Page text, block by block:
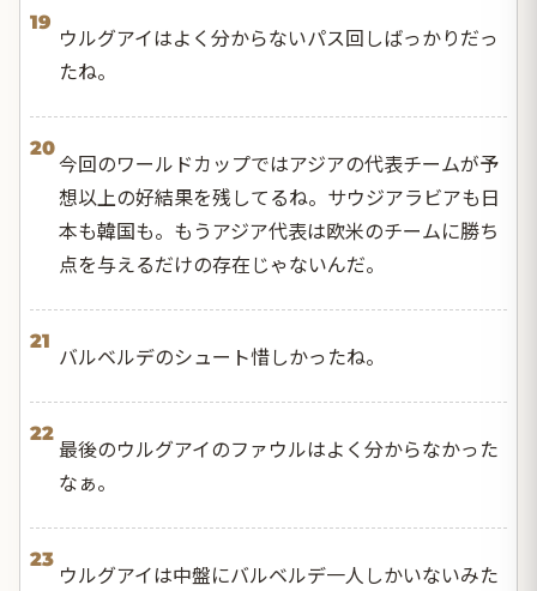
19
ウルグアイはよく分からないパス回しばっかりだっ
たね。
20
今回のワールドカップではアジアの代表チームが予
想以上の好結果を残してるね。サウジアラビアも日
本も韓国も。もうアジア代表は欧米のチームに勝ち
点を与えるだけの存在じゃないんだ。
21
バルベルデのシュート惜しかったね。
22
最後のウルグアイのファウルはよく分からなかった
なぁ。
23
ウルグアイは中盤にバルベルデ一人しかいないみた